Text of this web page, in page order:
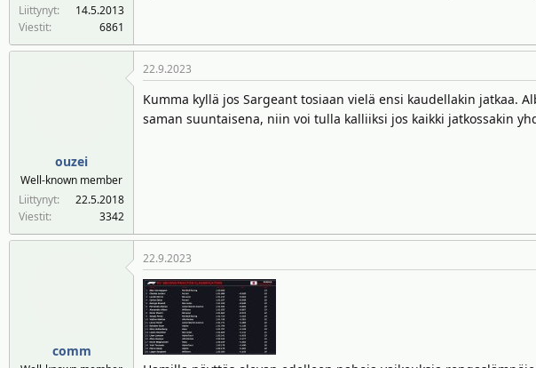
Liittynyt
14.5.2013
Viestit
6861
ouzei
Well-known member
Liittynyt
22.5.2018
Viestit
3342
22.9.2023
Kumma kyllä jos Sargeant tosiaan vielä ensi kaudellakin jatkaa.
saman suuntaisena, niin voi tulla kalliiksi jos kaikki jatkossakin
comm
22.9.2023